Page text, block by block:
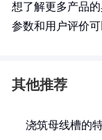
想了解更多产品
参数和用户评价
其他推荐
浇筑母线槽的